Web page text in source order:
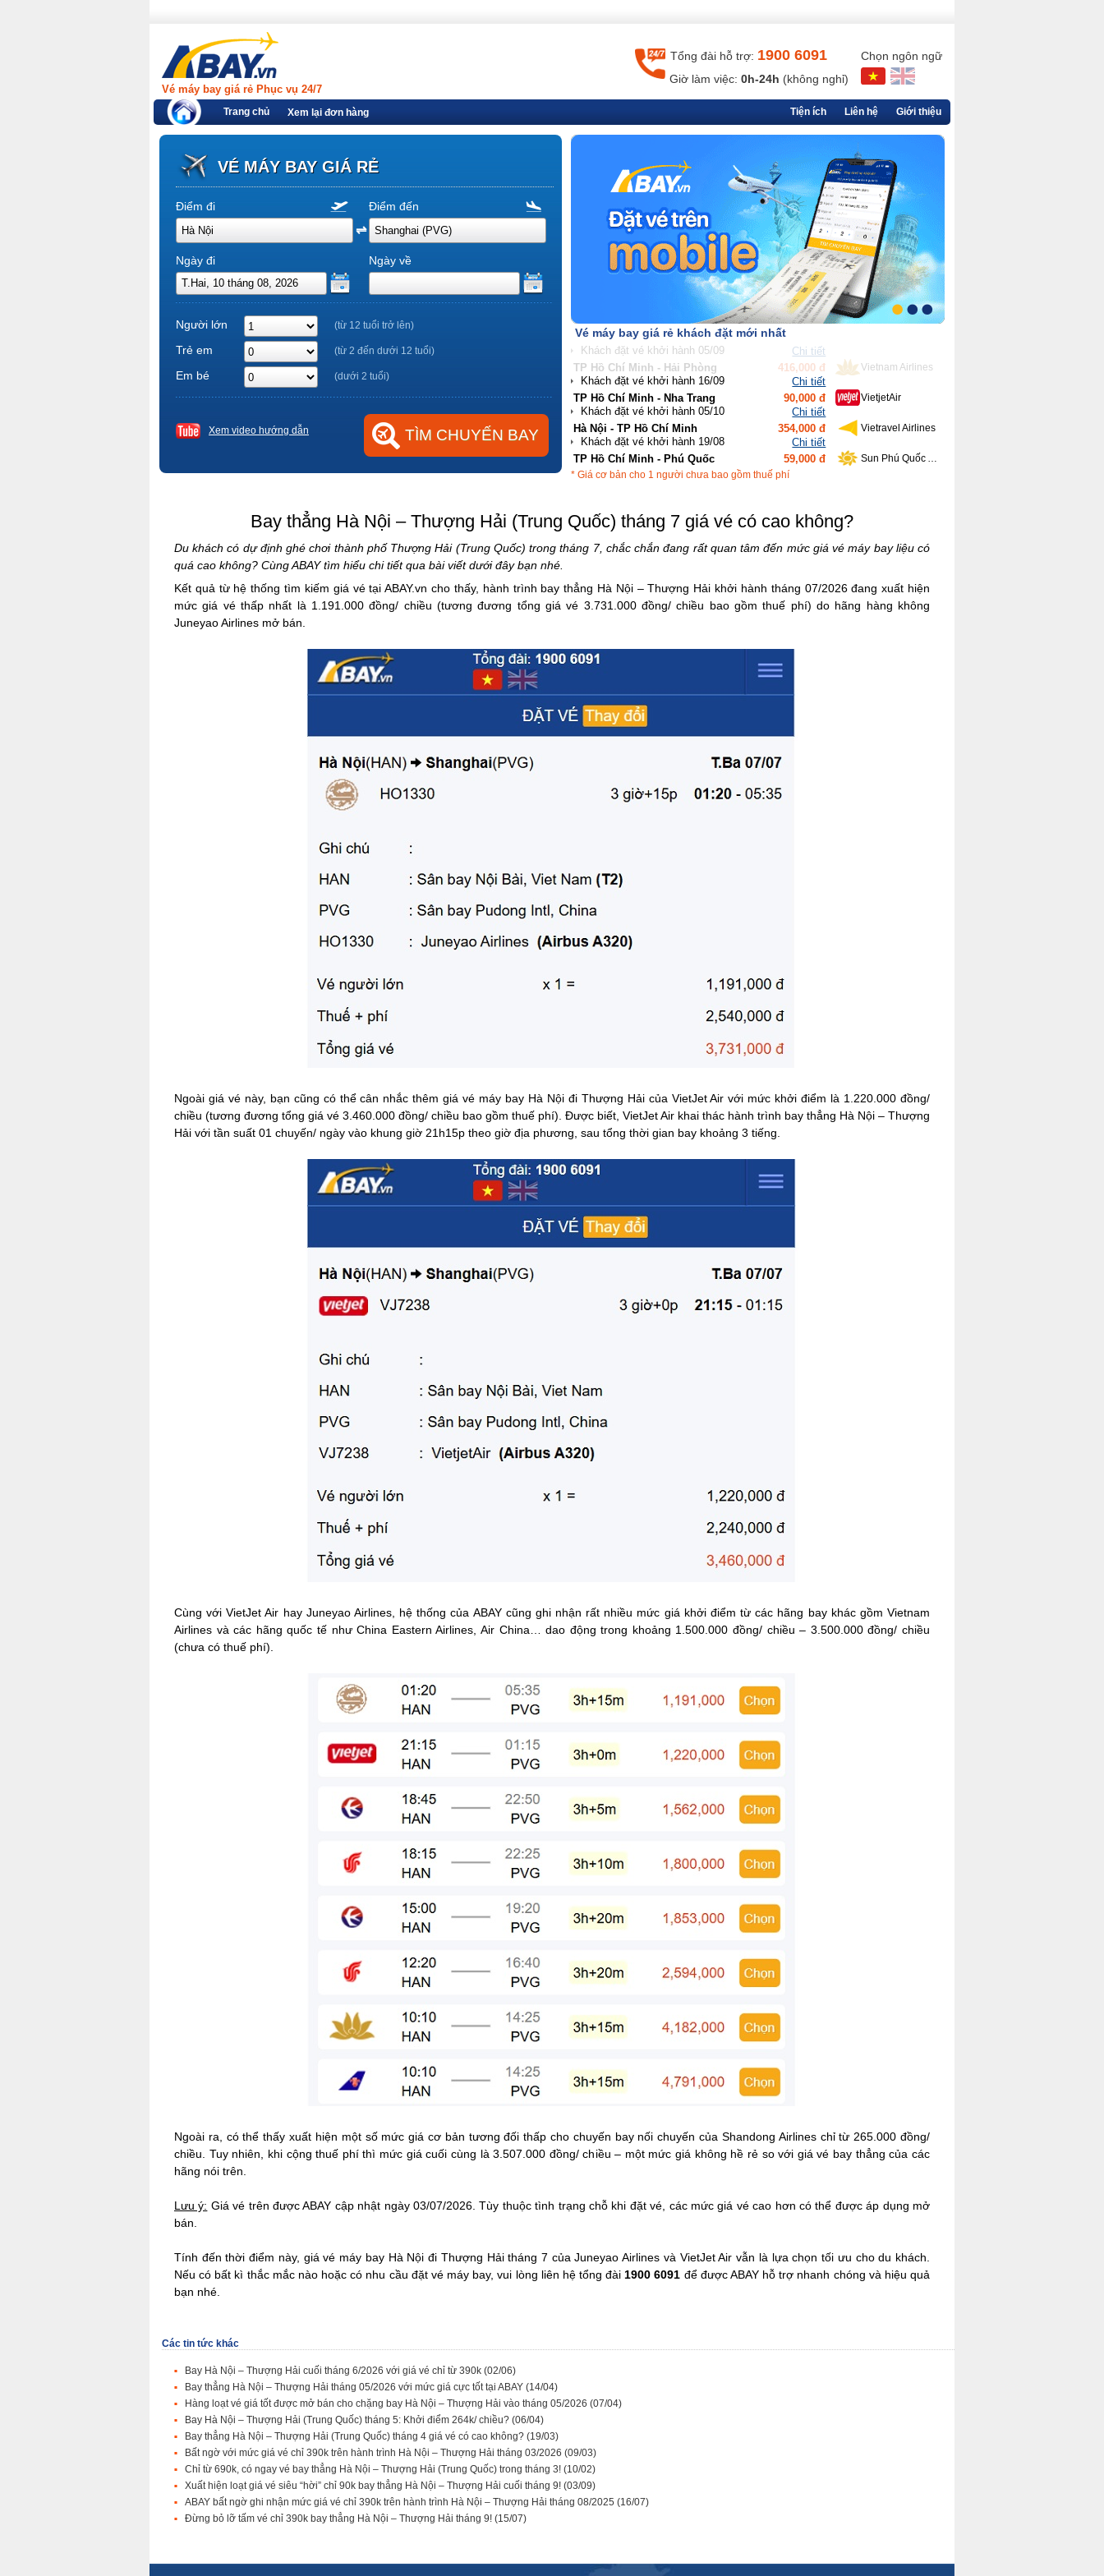
Vé máy bay giá rẻ Phục vụ 24/7
Tổng đài hỗ trợ: 1900 6091
Giờ làm việc: 0h-24h (không nghỉ)
Chọn ngôn ngữ
Trang chủ Xem lại đơn hàng Giới thiệu
Liên hệ
Tiện ích
VÉ MÁY BAY GIÁ RẺ
Điểm đi Điểm đến
Ngày đi Ngày về
Người lớn (từ 12 tuổi trở lên)
Trẻ em (từ 2 đến dưới 12 tuổi)
Em bé (dưới 2 tuổi)
Xem video hướng dẫn
Vé máy bay giá rẻ khách đặt mới nhất
TP Hồ Chí Minh - Nha Trang 90,000 đ
Chi tiết
VietjetAir
Hà Nội - TP Hồ Chí Minh 354,000 đ
Chi tiết
Vietravel Airlines
TP Hồ Chí Minh - Phú Quốc 59,000 đ
Chi tiết
Sun Phú Quốc Airways
Hà Nội - Đà Nẵng 639,000 đ
Chi tiết
Bamboo Airways
* Giá cơ bản cho 1 người chưa bao gồm thuế phí
Bay thẳng Hà Nội – Thượng Hải (Trung Quốc) tháng 7 giá vé có cao không?
Du khách có dự định ghé chơi thành phố Thượng Hải (Trung Quốc) trong tháng 7, chắc chắn đang rất quan tâm đến mức giá vé máy bay liệu có
quá cao không? Cùng ABAY tìm hiểu chi tiết qua bài viết dưới đây bạn nhé.
Kết quả từ hệ thống tìm kiếm giá vé tại ABAY.vn cho thấy, hành trình bay thẳng Hà Nội – Thượng Hải khởi hành tháng 07/2026 đang xuất hiện
mức giá vé thấp nhất là 1.191.000 đồng/ chiều (tương đương tổng giá vé 3.731.000 đồng/ chiều bao gồm thuế phí) do hãng hàng không
Juneyao Airlines mở bán.
Ngoài giá vé này, bạn cũng có thể cân nhắc thêm giá vé máy bay Hà Nội đi Thượng Hải của VietJet Air với mức khởi điểm là 1.220.000 đồng/
chiều (tương đương tổng giá vé 3.460.000 đồng/ chiều bao gồm thuế phí). Được biết, VietJet Air khai thác hành trình bay thẳng Hà Nội – Thượng
Hải với tần suất 01 chuyến/ ngày vào khung giờ 21h15p theo giờ địa phương, sau tổng thời gian bay khoảng 3 tiếng.
Cùng với VietJet Air hay Juneyao Airlines, hệ thống của ABAY cũng ghi nhận rất nhiều mức giá khởi điểm từ các hãng bay khác gồm Vietnam
Airlines và các hãng quốc tế như China Eastern Airlines, Air China… dao động trong khoảng 1.500.000 đồng/ chiều – 3.500.000 đồng/ chiều
(chưa có thuế phí).
Ngoài ra, có thể thấy xuất hiện một số mức giá cơ bản tương đối thấp cho chuyến bay nối chuyến của Shandong Airlines chỉ từ 265.000 đồng/
chiều. Tuy nhiên, khi cộng thuế phí thì mức giá cuối cùng là 3.507.000 đồng/ chiều – một mức giá không hề rẻ so với giá vé bay thẳng của các
hãng nói trên.
Lưu ý: Giá vé trên được ABAY cập nhật ngày 03/07/2026. Tùy thuộc tình trạng chỗ khi đặt vé, các mức giá vé cao hơn có thể được áp dụng mở
bán.
Tính đến thời điểm này, giá vé máy bay Hà Nội đi Thượng Hải tháng 7 của Juneyao Airlines và VietJet Air vẫn là lựa chọn tối ưu cho du khách.
Nếu có bất kì thắc mắc nào hoặc có nhu cầu đặt vé máy bay, vui lòng liên hệ tổng đài 1900 6091 để được ABAY hỗ trợ nhanh chóng và hiệu quả
bạn nhé.
Các tin tức khác
Bay Hà Nội – Thượng Hải cuối tháng 6/2026 với giá vé chỉ từ 390k (02/06)
Bay thẳng Hà Nội – Thượng Hải tháng 05/2026 với mức giá cực tốt tại ABAY (14/04)
Hàng loạt vé giá tốt được mở bán cho chặng bay Hà Nội – Thượng Hải vào tháng 05/2026 (07/04)
Bay Hà Nội – Thượng Hải (Trung Quốc) tháng 5: Khởi điểm 264k/ chiều? (06/04)
Bay thẳng Hà Nội – Thượng Hải (Trung Quốc) tháng 4 giá vé có cao không? (19/03)
Bất ngờ với mức giá vé chỉ 390k trên hành trình Hà Nội – Thượng Hải tháng 03/2026 (09/03)
Chỉ từ 690k, có ngay vé bay thẳng Hà Nội – Thượng Hải (Trung Quốc) trong tháng 3! (10/02)
Xuất hiện loạt giá vé siêu “hời” chỉ 90k bay thẳng Hà Nội – Thượng Hải cuối tháng 9! (03/09)
ABAY bất ngờ ghi nhận mức giá vé chỉ 390k trên hành trình Hà Nội – Thượng Hải tháng 08/2025 (16/07)
Đừng bỏ lỡ tấm vé chỉ 390k bay thẳng Hà Nội – Thượng Hải tháng 9! (15/07)